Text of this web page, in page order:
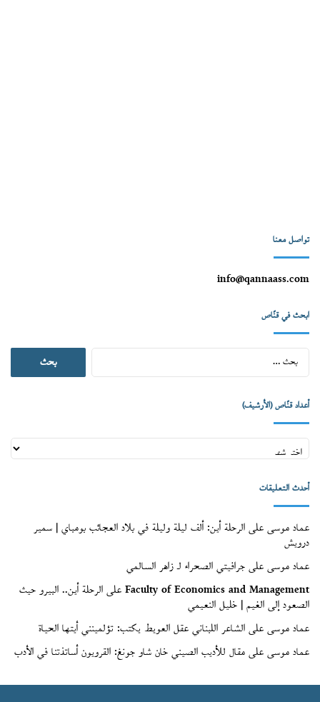
تواصل معنا
info@qannaass.com
ابحث في قنّاص
البحث
أعداد قنّاص (الأرشيف)
أعداد
قنّاص
أحدث التعليقات
عماد موسىعلىالرحلة أين: ألف ليلة وليلة في بلاد العجائب بومباي | سمير
درويش
عماد موسىعلىجرافيتي الصحراء لـ زاهر السالمي
Faculty of Economics and Managementعلىالرحلة أين.. البيرو حيث
الصعود إلى الغيم | خليل النعيمي
عماد موسىعلىالشاعر اللبناني عقل العويط يكتب: تؤلمينني أيتها الحياة
عماد موسىعلىمقال للأديب الصيني خان شاو جونغ: القرويون أساتذتنا في الأدب